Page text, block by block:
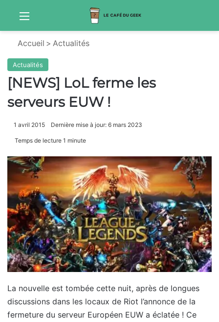
Accueil > Actualités
Actualités
[NEWS] LoL ferme les
serveurs EUW !
1 avril 2015 Dernière mise à jour: 6 mars 2023
Temps de lecture 1 minute
La nouvelle est tombée cette nuit, après de longues
discussions dans les locaux de Riot l’annonce de la
fermeture du serveur Européen EUW a éclatée ! Ce